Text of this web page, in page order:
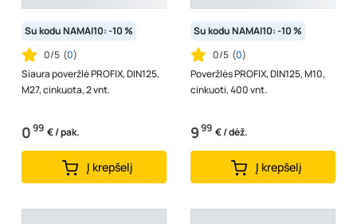
Su kodu NAMAI10: -10 %
0/5 (0)
Siaura poveržlė PROFIX, DIN125,
M27, cinkuota, 2 vnt.
099 € / pak.
Į krepšelį
Su kodu NAMAI10: -10 %
0/5 (0)
Poveržlės PROFIX, DIN125, M10,
cinkuoti, 400 vnt.
999 € / dėž.
Į krepšelį